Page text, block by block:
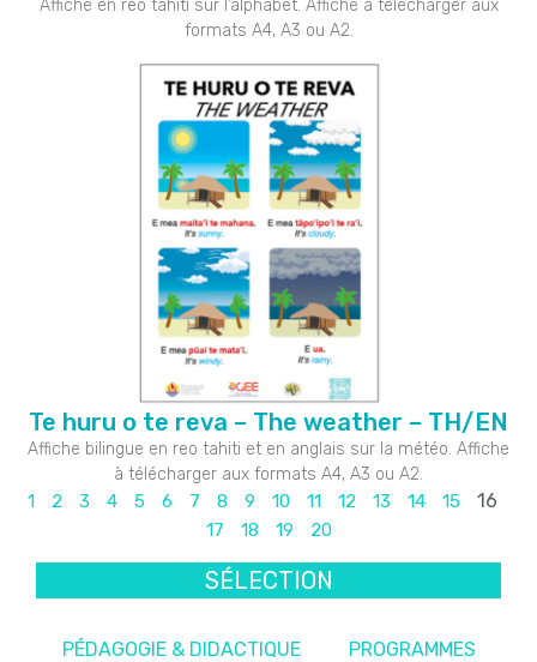
Affiche en reo tahiti sur l’alphabet. Affiche à télécharger aux
formats A4, A3 ou A2.
Te huru o te reva – The weather – TH/EN
Affiche bilingue en reo tahiti et en anglais sur la météo. Affiche
à télécharger aux formats A4, A3 ou A2.
1 2 3 4 5 6 7 8 9 10 11 12 13 14 15 16
17 18 19 20
SÉLECTION
PÉDAGOGIE & DIDACTIQUE PROGRAMMES